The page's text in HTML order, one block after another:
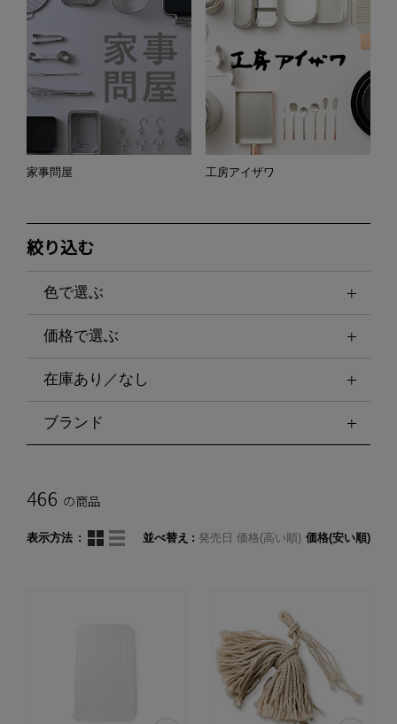
家事問屋 工房アイザワ
絞り込む
色で選ぶ
価格で選ぶ
在庫あり／なし
ブランド
466 の商品
表示方法 並べ替え 発売日 価格(高い順) 価格(安い順)